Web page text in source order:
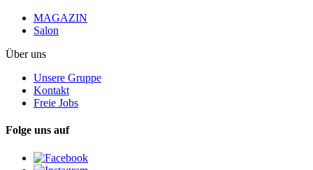
MAGAZIN
Salon
Über uns
Unsere Gruppe
Kontakt
Freie Jobs
Folge uns auf